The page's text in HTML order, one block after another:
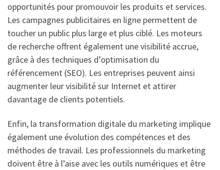
opportunités pour promouvoir les produits et services.
Les campagnes publicitaires en ligne permettent de
toucher un public plus large et plus ciblé. Les moteurs
de recherche offrent également une visibilité accrue,
grâce à des techniques d’optimisation du
référencement (SEO). Les entreprises peuvent ainsi
augmenter leur visibilité sur Internet et attirer
davantage de clients potentiels.
Enfin, la transformation digitale du marketing implique
également une évolution des compétences et des
méthodes de travail. Les professionnels du marketing
doivent être à l’aise avec les outils numériques et être